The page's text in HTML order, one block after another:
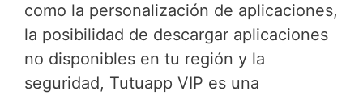
como la personalización de aplicaciones,
la posibilidad de descargar aplicaciones
no disponibles en tu región y la
seguridad, Tutuapp VIP es una